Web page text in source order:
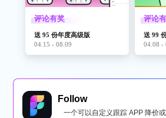
评论有奖
送 95 份年度高级版
04.15 - 08.09
评论
送 99
04.08 -
Follow
一个可以自定义跟踪 APP 降价